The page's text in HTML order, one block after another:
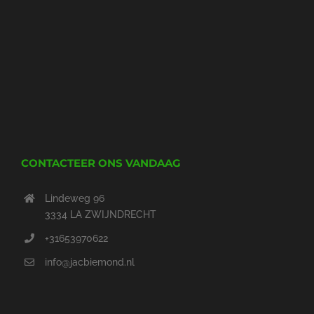
CONTACTEER ONS VANDAAG
Lindeweg 96
3334 LA ZWIJNDRECHT
+31653970622
info@jacbiemond.nl